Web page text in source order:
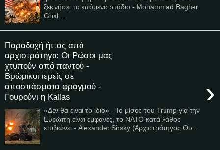
ξεκινήσει το επόμενο στάδιο - Mohammad Bagher
Ghal...
Παραδοχή ήττας από
αρχιστράτηγο: Οι Ρώσοι μας
χτυπούν από παντού -
Βρώμικοι ιερείς σε
αποσπάσματα φραγμού -
Γουρούνι η Kallas
›
«Δεν θα είναι το ίδιο» - Το μίσος του Trump για την
Ευρώπη είναι εμφανές, το ΝΑΤΟ κατά λάθος
επιβιώνει - Alexander Sirsky (Αρχιστράτηγος Ου...